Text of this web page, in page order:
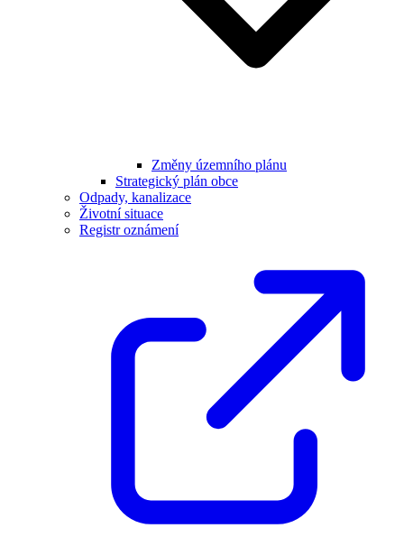
Změny územního plánu
Strategický plán obce
Odpady, kanalizace
Životní situace
Registr oznámení